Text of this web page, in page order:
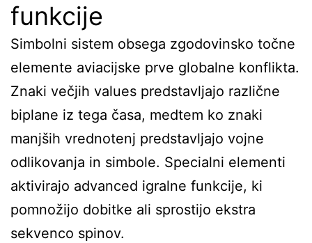
funkcije
Simbolni sistem obsega zgodovinsko točne
elemente aviacijske prve globalne konflikta.
Znaki večjih values predstavljajo različne
biplane iz tega časa, medtem ko znaki
manjših vrednotenj predstavljajo vojne
odlikovanja in simbole. Specialni elementi
aktivirajo advanced igralne funkcije, ki
pomnožijo dobitke ali sprostijo ekstra
sekvenco spinov.